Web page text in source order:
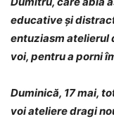
educative și
entuziasm atelierul
voi, pentru a porni
Duminică, 17 mai,
voi ateliere dragi